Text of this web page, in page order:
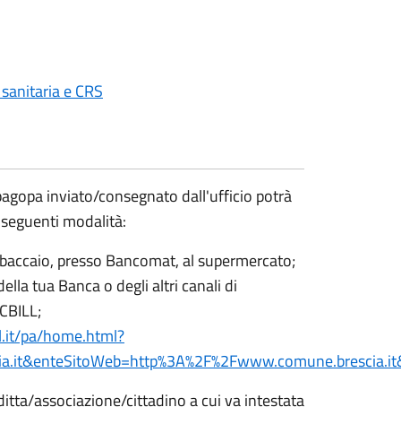
e CRS
inviato/consegnato dall'ufficio potrà
modalità:
presso Bancomat, al supermercato;
tua Banca o degli altri canali di
pa/home.html?
associazione/cittadino a cui va intestata